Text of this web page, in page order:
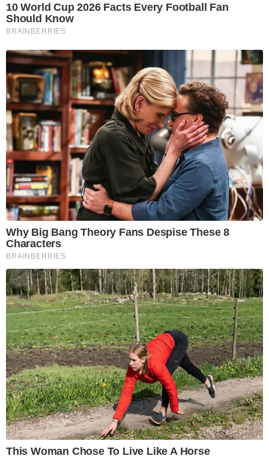
10 World Cup 2026 Facts Every Football Fan
Should Know
BRAINBERRIES
Why Big Bang Theory Fans Despise These 8
Characters
BRAINBERRIES
This Woman Chose To Live Like A Horse